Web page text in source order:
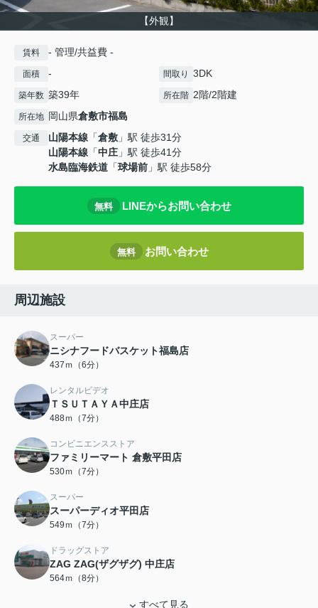
【外観】
賃料 - 管理/共益費 -
面積 - 間取り 3DK
築年数 築39年 所在階 2階/2階建
所在地 岡山県倉敷市福島
交通 山陽本線 「倉敷 」駅 徒歩31分
山陽本線 「中庄 」駅 徒歩41分
水島臨海鉄道 「球場前 」駅 徒歩58分
無料 LINEからお問い合わせ
無料 お問い合わせ
周辺施設
スーパー
ニシナフードバスケット福島店
437ｍ（6分）
レンタルビデオ
ＴＳＵＴＡＹＡ中庄店
488ｍ（7分）
コンビニエンスストア
ファミリーマート 倉敷平田店
530ｍ（7分）
スーパー
スーパーディオ平田店
549ｍ（7分）
ドラッグストア
ZAG ZAG(ザグザグ) 中庄店
564ｍ（8分）
すべて見る